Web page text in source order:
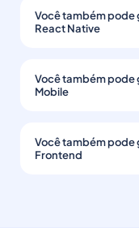
Você também
React Native
Você também
Mobile
Você também
Frontend